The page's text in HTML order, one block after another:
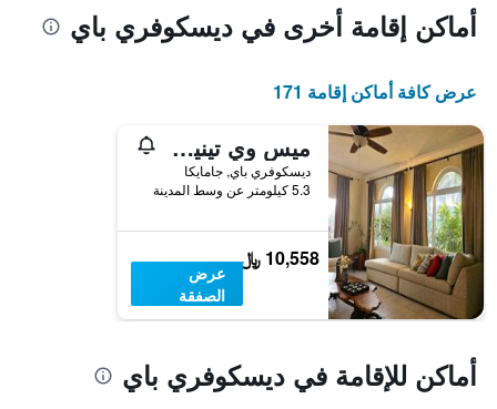
أماكن إقامة أخرى في ديسكوفري باي
عرض كافة أماكن إقامة 171
ميس وي تينيس آند سبا فيلا
ديسكوفري باي, جامايكا
5.3 كيلومتر عن وسط المدينة
10,558 ﷼
عرض
الصفقة
أماكن للإقامة في ديسكوفري باي